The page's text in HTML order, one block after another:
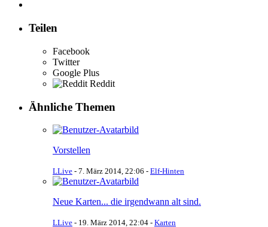
Teilen
Facebook
Twitter
Google Plus
Reddit
Ähnliche Themen
Vorstellen
LLive - 7. März 2014, 22:06 - Elf-Hinten
Neue Karten... die irgendwann alt sind.
LLive - 19. März 2014, 22:04 - Karten